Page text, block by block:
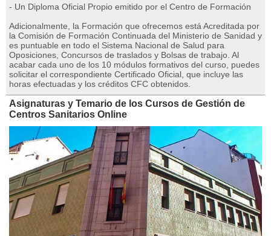
- Un Diploma Oficial Propio emitido por el Centro de Formación
Adicionalmente, la Formación que ofrecemos está Acreditada por
la Comisión de Formación Continuada del Ministerio de Sanidad y
es puntuable en todo el Sistema Nacional de Salud para
Oposiciones, Concursos de traslados y Bolsas de trabajo. Al
acabar cada uno de los 10 módulos formativos del curso, puedes
solicitar el correspondiente Certificado Oficial, que incluye las
horas efectuadas y los créditos CFC obtenidos.
Asignaturas y Temario de los Cursos de Gestión de
Centros Sanitarios Online